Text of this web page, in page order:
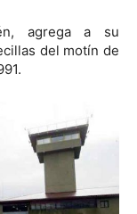
agrega a su
del motín de